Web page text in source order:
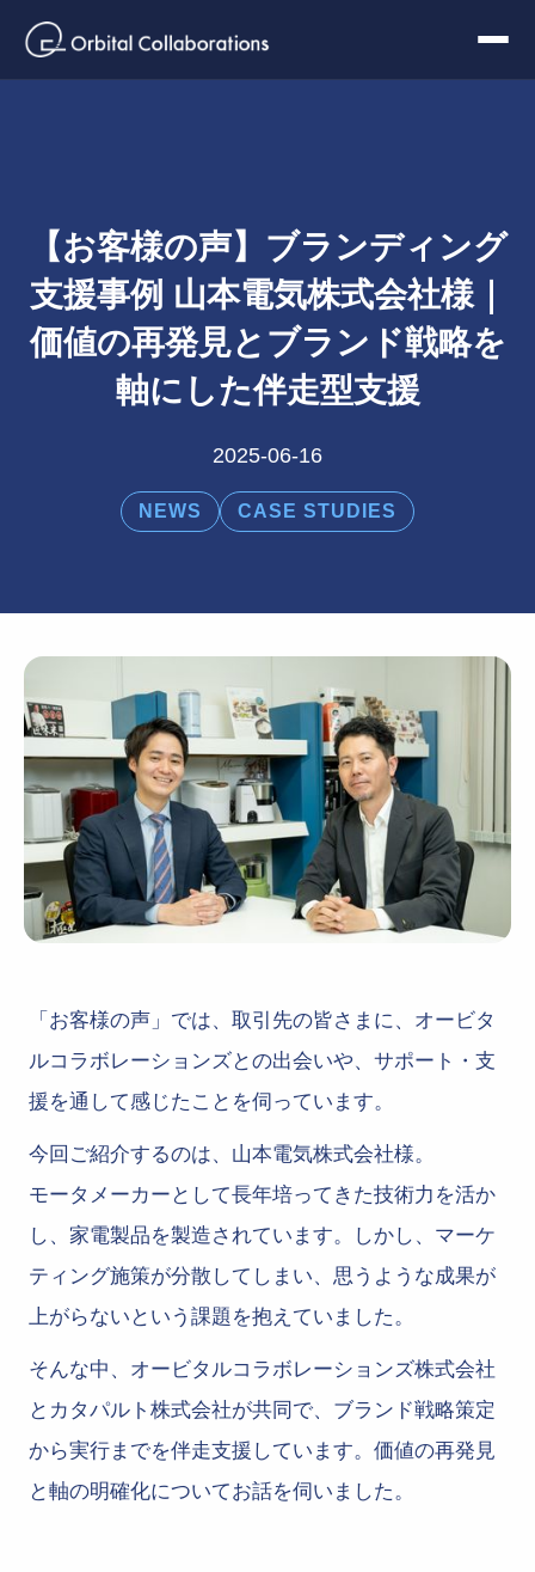
【お客様の声】ブランディング
支援事例 山本電気株式会社様｜
価値の再発見とブランド戦略を
軸にした伴走型支援
2025-06-16
NEWS CASE STUDIES
「お客様の声」では、取引先の皆さまに、オービタ
ルコラボレーションズとの出会いや、サポート・支
援を通して感じたことを伺っています。
今回ご紹介するのは、山本電気株式会社様。
モータメーカーとして長年培ってきた技術力を活か
し、家電製品を製造されています。しかし、マーケ
ティング施策が分散してしまい、思うような成果が
上がらないという課題を抱えていました。
そんな中、オービタルコラボレーションズ株式会社
とカタパルト株式会社が共同で、ブランド戦略策定
から実行までを伴走支援しています。価値の再発見
と軸の明確化についてお話を伺いました。